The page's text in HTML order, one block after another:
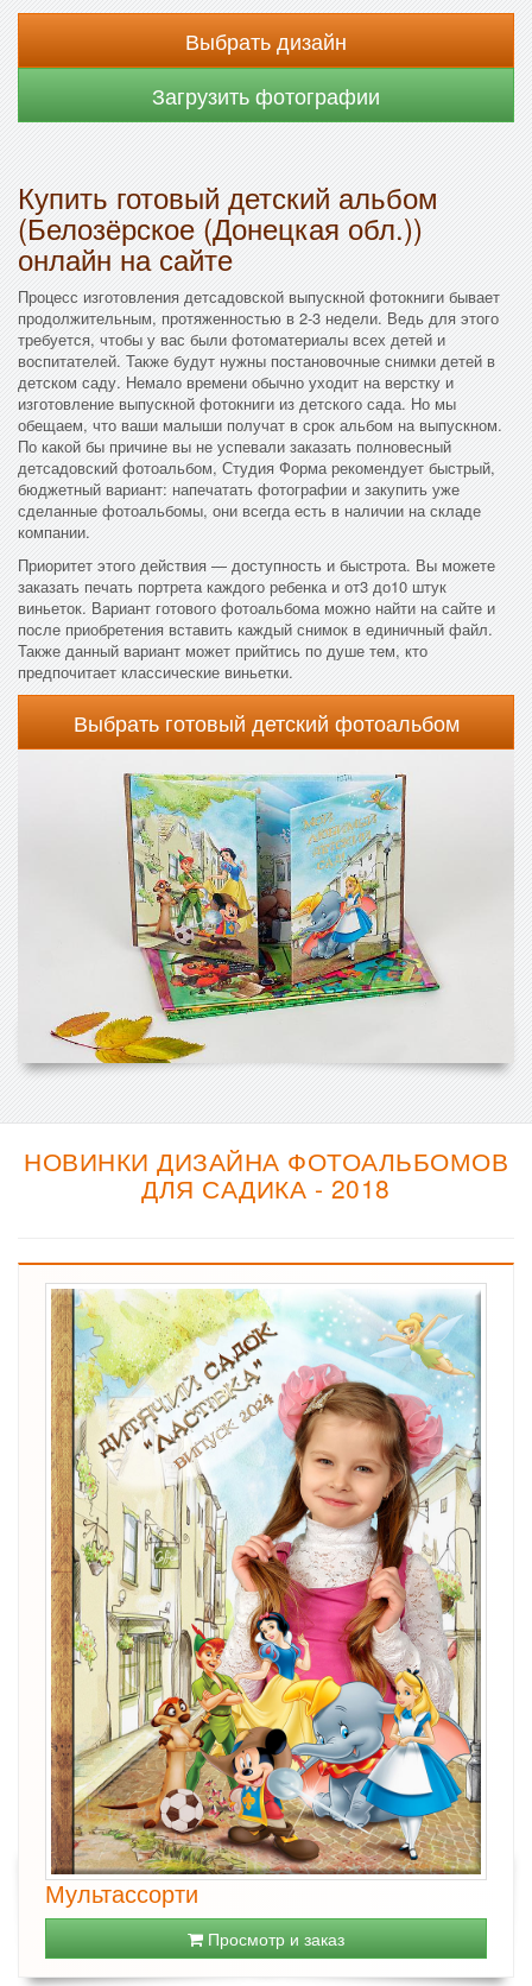
Выбрать дизайн
Загрузить фотографии
Купить готовый детский альбом
(Белозёрское (Донецкая обл.))
онлайн на сайте
Процесс изготовления детсадовской выпускной фотокниги бывает
продолжительным, протяженностью в 2-3 недели. Ведь для этого
требуется, чтобы у вас были фотоматериалы всех детей и
воспитателей. Также будут нужны постановочные снимки детей в
детском саду. Немало времени обычно уходит на верстку и
изготовление выпускной фотокниги из детского сада. Но мы
обещаем, что ваши малыши получат в срок альбом на выпускном.
По какой бы причине вы не успевали заказать полновесный
детсадовский фотоальбом, Студия Форма рекомендует быстрый,
бюджетный вариант: напечатать фотографии и закупить уже
сделанные фотоальбомы, они всегда есть в наличии на складе
компании.
Приоритет этого действия — доступность и быстрота. Вы можете
заказать печать портрета каждого ребенка и от3 до10 штук
виньеток. Вариант готового фотоальбома можно найти на сайте и
после приобретения вставить каждый снимок в единичный файл.
Также данный вариант может прийтись по душе тем, кто
предпочитает классические виньетки.
Выбрать готовый детский фотоальбом
НОВИНКИ ДИЗАЙНА ФОТОАЛЬБОМОВ
ДЛЯ САДИКА - 2018
Мультассорти
Просмотр и заказ